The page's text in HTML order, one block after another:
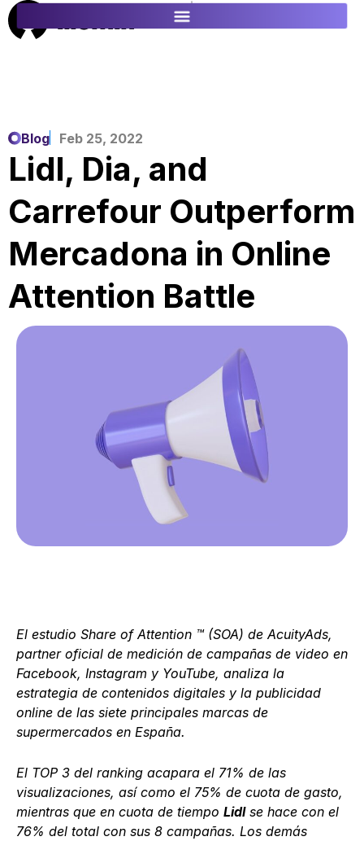
ES
Blog Feb 25, 2022
Lidl, Dia, and
Carrefour Outperform
Mercadona in Online
Attention Battle
El estudio Share of Attention ™ (SOA) de AcuityAds,
partner oficial de medición de campañas de video en
Facebook, Instagram y YouTube, analiza la
estrategia de contenidos digitales y la publicidad
online de las siete principales marcas de
supermercados en España.
El TOP 3 del ranking acapara el 71% de las
visualizaciones, así como el 75% de cuota de gasto,
mientras que en cuota de tiempo Lidlse hace con el
76% del total con sus 8 campañas. Los demás